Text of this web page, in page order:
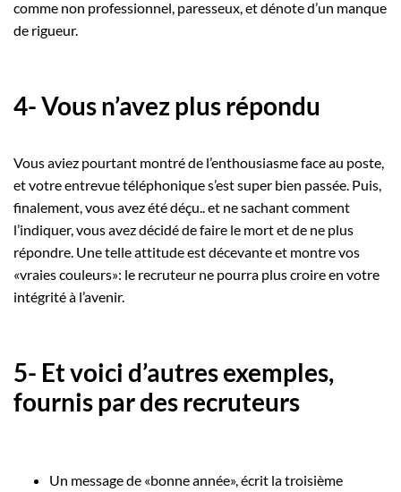
comme non professionnel, paresseux, et dénote d’un manque
de rigueur.
4- Vous n’avez plus répondu
Vous aviez pourtant montré de l’enthousiasme face au poste,
et votre entrevue téléphonique s’est super bien passée. Puis,
finalement, vous avez été déçu.. et ne sachant comment
l’indiquer, vous avez décidé de faire le mort et de ne plus
répondre. Une telle attitude est décevante et montre vos
«vraies couleurs»: le recruteur ne pourra plus croire en votre
intégrité à l’avenir.
5- Et voici d’autres exemples,
fournis par des recruteurs
Un message de «bonne année», écrit la troisième